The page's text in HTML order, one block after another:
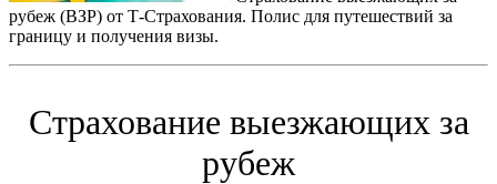
рубеж (ВЗР) от Т-Страхования. Полис для путешествий за
границу и получения визы.
Страхование выезжающих за
рубеж